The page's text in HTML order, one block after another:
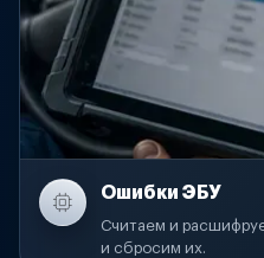
Ошибки ЭБУ
Считаем и
и сбросим их.